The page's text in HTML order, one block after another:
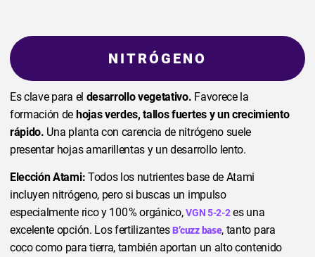
NITRÓGENO
Es clave para el desarrollo vegetativo. Favorece la
formación de hojas verdes, tallos fuertes y un crecimiento
rápido. Una planta con carencia de nitrógeno suele
presentar hojas amarillentas y un desarrollo lento.
Elección Atami: Todos los nutrientes base de Atami
incluyen nitrógeno, pero si buscas un impulso
especialmente rico y 100 % orgánico,VGN 5-2-2es una
excelente opción. Los fertilizantesB’cuzz base, tanto para
coco como para tierra, también aportan un alto contenido